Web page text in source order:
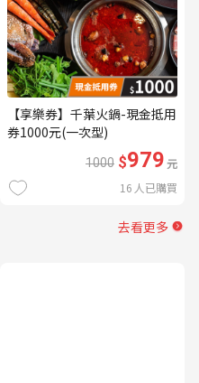
【享樂券】千葉火鍋-現金抵用
券1000元(一次型)
1000 $979元
16 人已購買
去看更多